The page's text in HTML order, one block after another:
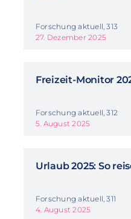
Forschung aktuell, 313
27. Dezember 2025
Freizeit-Monitor
Forschung aktuell, 312
5. August 2025
Urlaub 2025: So
Forschung aktuell, 311
4. August 2025